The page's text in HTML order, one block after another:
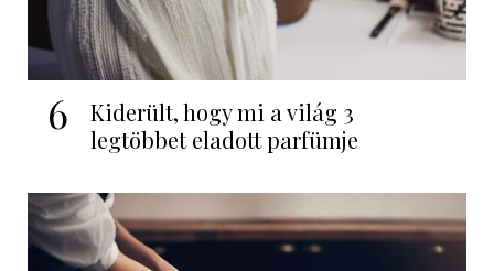
6
Kiderült, hogy mi a világ 3
legtöbbet eladott parfümje